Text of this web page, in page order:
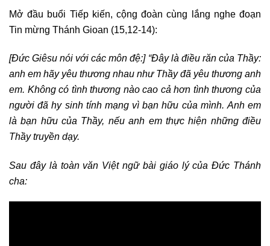
Mở đầu buổi Tiếp kiến, cộng đoàn cùng lắng nghe đoạn
Tin mừng Thánh Gioan (15,12-14):
[Đức Giêsu nói với các môn đệ:] “Đây là điều răn của Thầy:
anh em hãy yêu thương nhau như Thầy đã yêu thương anh
em. Không có tình thương nào cao cả hơn tình thương của
người đã hy sinh tính mạng vì bạn hữu của mình. Anh em
là bạn hữu của Thầy, nếu anh em thực hiện những điều
Thầy truyền dạy.
Sau đây là toàn văn Việt ngữ bài giáo lý của Đức Thánh
cha: